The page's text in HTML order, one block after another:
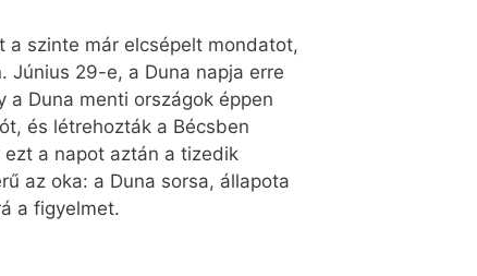
a szinte már elcsépelt mondatot,
Június 29-e, a Duna napja erre
a Duna menti országok éppen
és létrehozták a Bécsben
a napot aztán a tizedik
az oka: a Duna sorsa, állapota
a figyelmet.